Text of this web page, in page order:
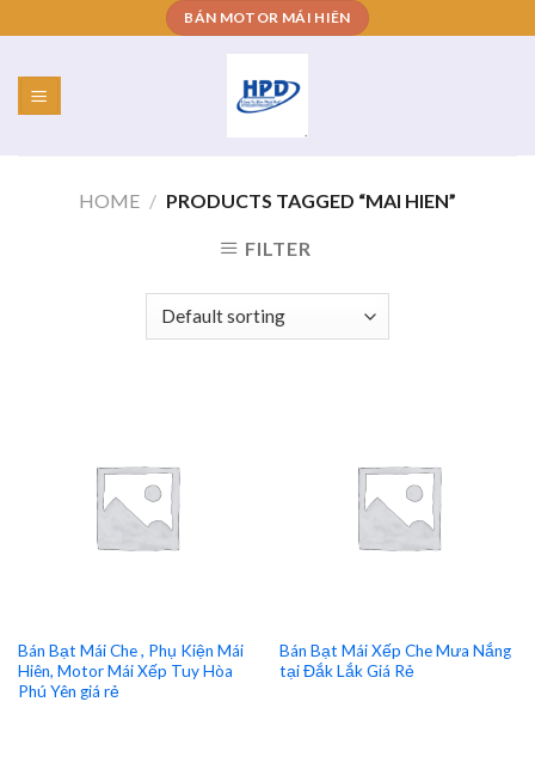
to
content
BÁN MOTOR MÁI HIÊN
HOME / PRODUCTS TAGGED “MAI HIEN”
FILTER
Bán Bạt Mái Che , Phụ Kiện Mái
Hiên, Motor Mái Xếp Tuy Hòa
Phú Yên giá rẻ
Bán Bạt Mái Xếp Che Mưa Nắng
tại Đắk Lắk Giá Rẻ